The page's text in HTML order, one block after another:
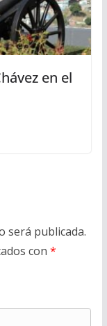
en el
será publicada.
con *